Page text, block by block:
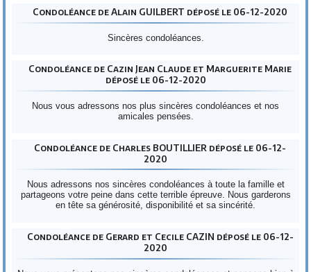
Condoléance de Alain GUILBERT déposé le 06-12-2020
Sincères condoléances.
Condoléance de Cazin Jean Claude et Marguerite Marie
déposé le 06-12-2020
Nous vous adressons nos plus sincères condoléances et nos
amicales pensées.
Condoléance de Charles BOUTILLIER déposé le 06-12-
2020
Nous adressons nos sincères condoléances à toute la famille et
partageons votre peine dans cette terrible épreuve. Nous garderons
en tête sa générosité, disponibilité et sa sincérité.
Condoléance de Gerard et Cecile CAZIN déposé le 06-12-
2020